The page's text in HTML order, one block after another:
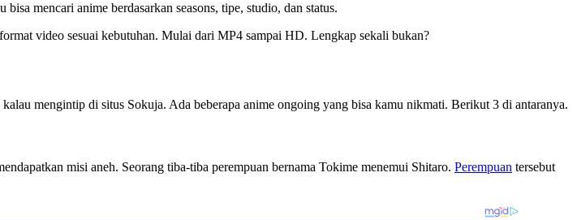
mencari anime berdasarkan seasons, tipe, studio, dan status.
video sesuai kebutuhan. Mulai dari MP4 sampai HD. Lengkap sekali bukan?
mengintip di situs Sokuja. Ada beberapa anime ongoing yang bisa kamu nikmati. Berikut 3 di antaranya.
misi aneh. Seorang tiba-tiba perempuan bernama Tokime menemui Shitaro. Perempuan tersebut